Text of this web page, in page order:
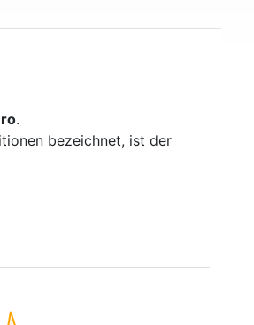
.
bezeichnet, ist der